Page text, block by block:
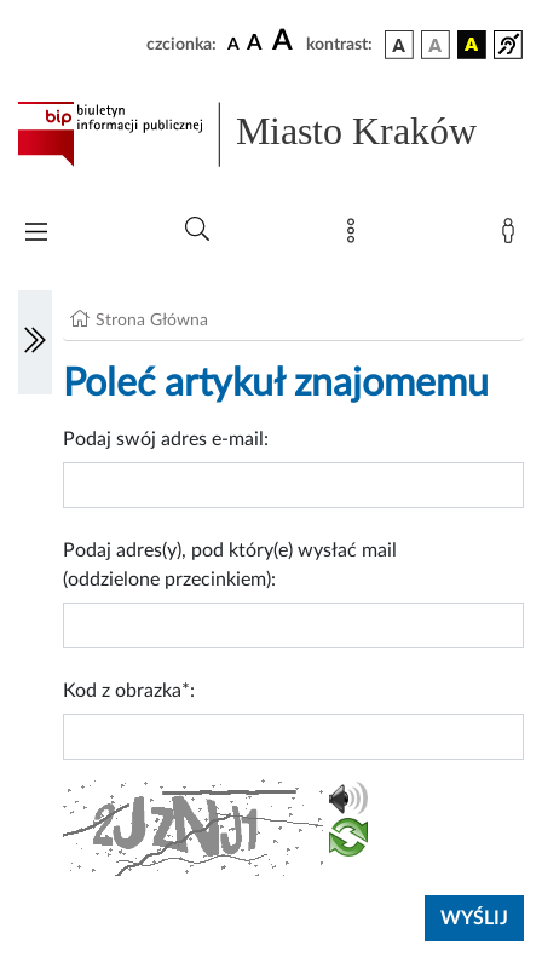
czcionka: A A A kontrast:
Miasto Kraków
Strona Główna
Poleć artykuł znajomemu
Podaj swój adres e-mail:
Podaj adres(y), pod który(e) wysłać mail
(oddzielone przecinkiem):
Kod z obrazka*: